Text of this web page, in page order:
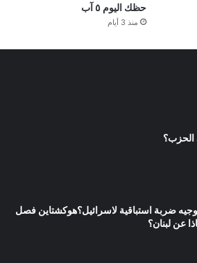
حظك اليوم ٥ آب
منذ 3 أيام
الحزب؟
ضربة استباقية لاسرائيل؟هوكشتاين فصل
عن لبنان؟